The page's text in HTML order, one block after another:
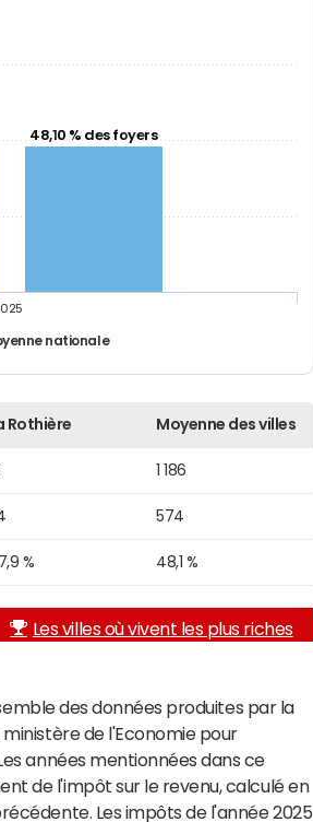
48,10 % des foyers
nationale
Rothière Moyenne des villes
1 186
574
% 48,1 %
Les villes où vivent les plus riches
des données produites par la
de l'Economie pour
années mentionnées dans ce
de l'impôt sur le revenu, calculé en
Les impôts de l'année 2025